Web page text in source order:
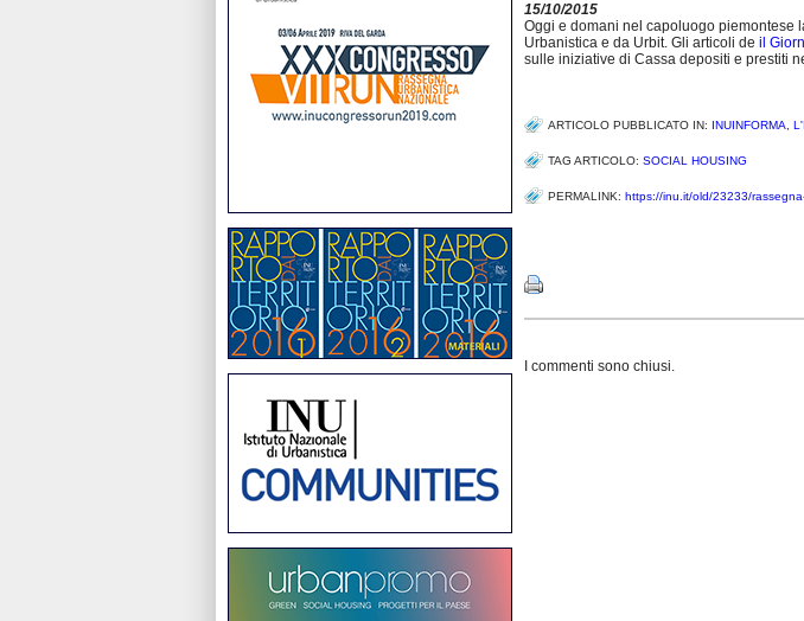
15/10/2015
Oggi e domani nel capoluogo piemontese
Urbanistica e da Urbit. Gli articoli de il
sulle iniziative di Cassa depositi e prestiti
ARTICOLO PUBBLICATO IN: INUINFORMA
TAG ARTICOLO: SOCIAL HOUSING
PERMALINK: https://inu.it/old/23233/
I commenti sono chiusi.